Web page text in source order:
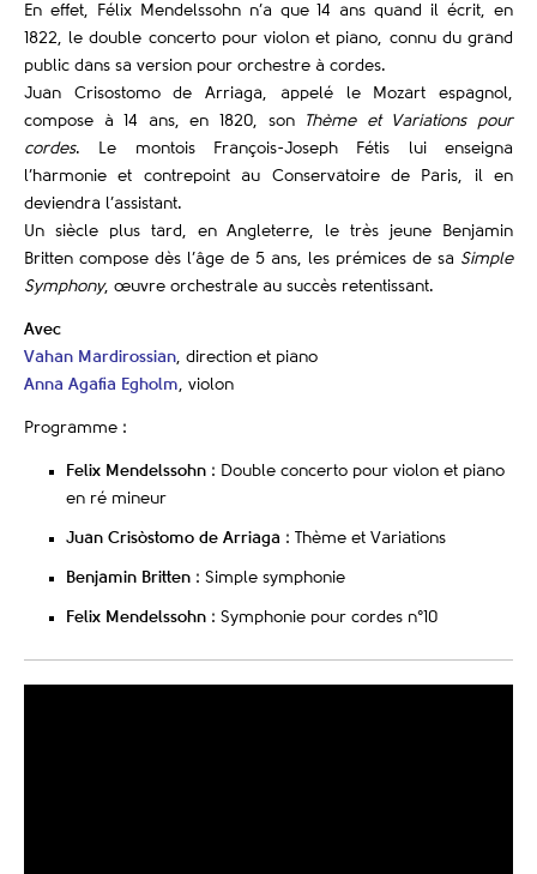
En effet, Félix Mendelssohn n’a que 14 ans quand il écrit, en
1822, le double concerto pour violon et piano, connu du grand
public dans sa version pour orchestre à cordes.
Juan Crisostomo de Arriaga, appelé le Mozart espagnol,
compose à 14 ans, en 1820, son
Thème et Variations pour
cordes. Le montois François-Joseph Fétis lui enseigna
l’harmonie et contrepoint au Conservatoire de Paris, il en
deviendra l’assistant.
Un siècle plus tard, en Angleterre, le très jeune Benjamin
Britten compose dès l’âge de 5 ans, les prémices de sa Simple
Symphony, œuvre orchestrale au succès retentissant.
Avec
Vahan Mardirossian, direction et piano
Anna Agafia Egholm, violon
Programme :
Felix Mendelssohn : Double concerto pour violon et piano
en ré mineur
Juan Crisòstomo de Arriaga : Thème et Variations
Benjamin Britten : Simple symphonie
Felix Mendelssohn : Symphonie pour cordes n°10